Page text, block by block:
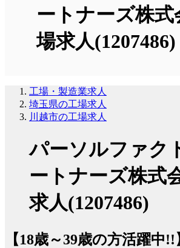
ートナーズ株式
場求人(1207486)
工場・製造業求人
埼玉県の工場求人
川越市の工場求人
パーソルファク
ートナーズ株式
求人(1207486)
【18歳～39歳の方活躍中